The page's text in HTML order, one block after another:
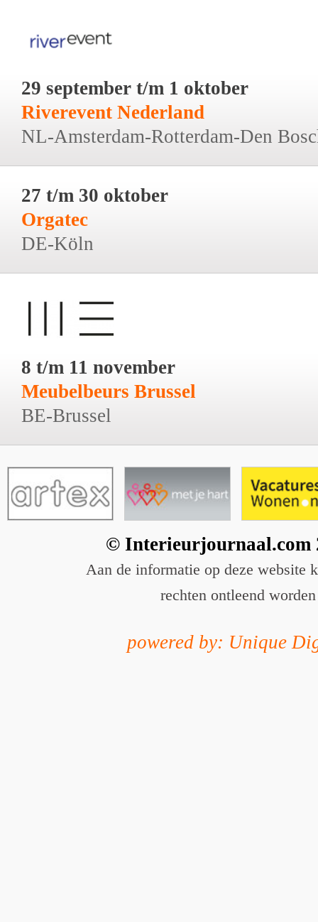
29 september t/m 1 oktober
Riverevent Nederland
NL-Amsterdam-Rotterdam-Den
27 t/m 30 oktober
Orgatec
DE-Köln
8 t/m 11 november
Meubelbeurs Brussel
BE-Brussel
© Interieurjournaal.com
Aan de informatie op deze website
rechten ontleend worden
powered by: Unique